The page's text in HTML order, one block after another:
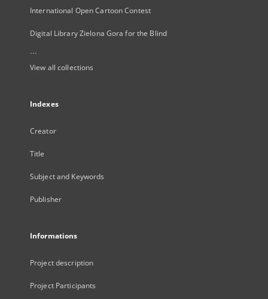
International Open Cartoon Contest
Digital Library Zielona Gora for the Blind
...
View all collections
Indexes
Creator
Title
Subject and Keywords
Publisher
Informations
Project description
Project Participants